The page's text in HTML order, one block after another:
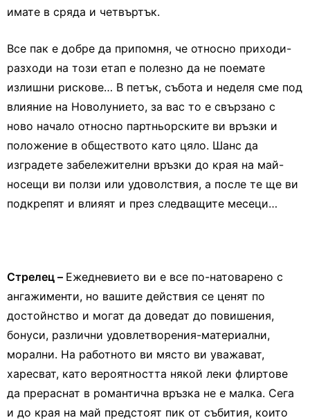
имате в сряда и четвъртък.
Все пак е добре да припомня, че относно приходи-
разходи на този етап е полезно да не поемате
излишни рискове… В петък, събота и неделя сме под
влияние на Новолунието, за вас то е свързано с
ново начало относно партньорските ви връзки и
положение в обществото като цяло. Шанс да
изградете забележителни връзки до края на май-
носещи ви ползи или удоволствия, а после те ще ви
подкрепят и влияят и през следващите месеци…
Стрелец – Ежедневието ви е все по-натоварено с
ангажименти, но вашите действия се ценят по
достойнство и могат да доведат до повишения,
бонуси, различни удовлетворения-материални,
морални. На работното ви място ви уважават,
харесват, като вероятността някой леки флиртове
да прераснат в романтична връзка не е малка. Сега
и до края на май предстоят пик от събития, които